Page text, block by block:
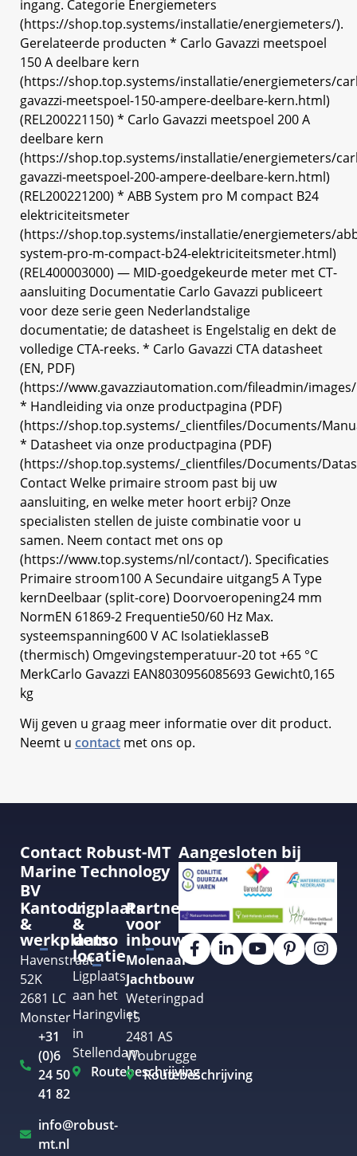
ingang. Categorie Energiemeters
(https://shop.top.systems/installatie/energiemeters/).
Gerelateerde producten * Carlo Gavazzi meetspoel
150 A deelbare kern
(https://shop.top.systems/installatie/energiemeters/
gavazzi-meetspoel-150-ampere-deelbare-kern.html)
(REL200221150) * Carlo Gavazzi meetspoel 200 A
deelbare kern
(https://shop.top.systems/installatie/energiemeters/
gavazzi-meetspoel-200-ampere-deelbare-kern.html)
(REL200221200) * ABB System pro M compact B24
elektriciteitsmeter
(https://shop.top.systems/installatie/energiemeters/
system-pro-m-compact-b24-elektriciteitsmeter.html)
(REL400003000) — MID-goedgekeurde meter met CT-
aansluiting Documentatie Carlo Gavazzi publiceert
voor deze serie geen Nederlandstalige
documentatie; de datasheet is Engelstalig en dekt de
volledige CTA-reeks. * Carlo Gavazzi CTA datasheet
(EN, PDF)
(https://www.gavazziautomation.com/fileadmin/images/
* Handleiding via onze productpagina (PDF)
(https://shop.top.systems/_clientfiles/Documents/
* Datasheet via onze productpagina (PDF)
(https://shop.top.systems/_clientfiles/Documents/
Contact Welke primaire stroom past bij uw
aansluiting, en welke meter hoort erbij? Onze
specialisten stellen de juiste combinatie voor u
samen. Neem contact met ons op
(https://www.top.systems/nl/contact/). Specificaties
Primaire stroom100 A Secundaire uitgang5 A Type
kernDeelbaar (split-core) Doorvoeropening24 mm
NormEN 61869-2 Frequentie50/60 Hz Max.
systeemspanning600 V AC IsolatieklasseB
(thermisch) Omgevingstemperatuur-20 tot +65 °C
MerkCarlo Gavazzi EAN8030956085693 Gewicht0,165
kg
Wij geven u graag meer informatie over dit product.
Neemt u contact met ons op.
Contact Robust-MT
Marine Technology
BV
Kantoor
&
werkplaats
Havenstraat
52K
2681 LC
Monster
+31
(0)6
24 50
41 82
info@robust-
mt.nl
Ligplaats
&
demo
locatie
Ligplaats
aan het
Haringvliet
in
Stellendam
Routebeschrijving
Partner
voor
inbouw
Molenaar
Jachtbouw
Weteringpad
15
2481 AS
Woubrugge
Routebeschrijving
Aangesloten bij